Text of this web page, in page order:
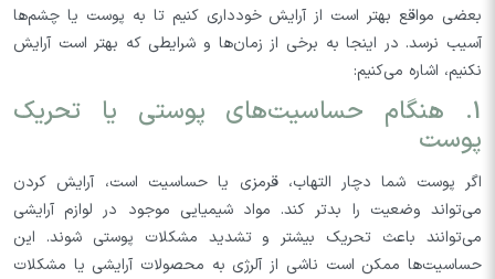
بعضی مواقع بهتر است از آرایش خودداری کنیم تا به پوست یا چشم‌ها
آسیب نرسد. در اینجا به برخی از زمان‌ها و شرایطی که بهتر است آرایش
نکنیم، اشاره می‌کنیم:
1. هنگام حساسیت‌های پوستی یا تحریک
پوست
اگر پوست شما دچار التهاب، قرمزی یا حساسیت است، آرایش کردن
می‌تواند وضعیت را بدتر کند. مواد شیمیایی موجود در لوازم آرایشی
می‌توانند باعث تحریک بیشتر و تشدید مشکلات پوستی شوند. این
حساسیت‌ها ممکن است ناشی از آلرژی به محصولات آرایشی یا مشکلات